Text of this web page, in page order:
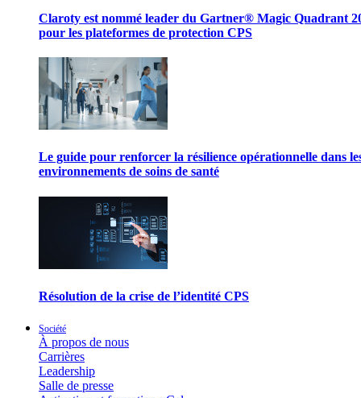
Claroty est nommé leader du Gartner® Magic Quadrant
pour les plateformes de protection CPS
Le guide pour renforcer la résilience opérationnelle dans
environnements de soins de santé
Résolution de la crise de l’identité CPS
Société
À propos de nous
Carrières
Leadership
Salle de presse